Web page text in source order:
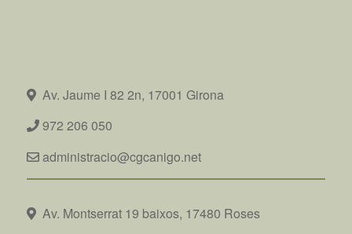
Av. Jaume I 82 2n, 17001 Girona
972 206 050
administracio@cgcanigo.net
Av. Montserrat 19 baixos, 17480 Roses